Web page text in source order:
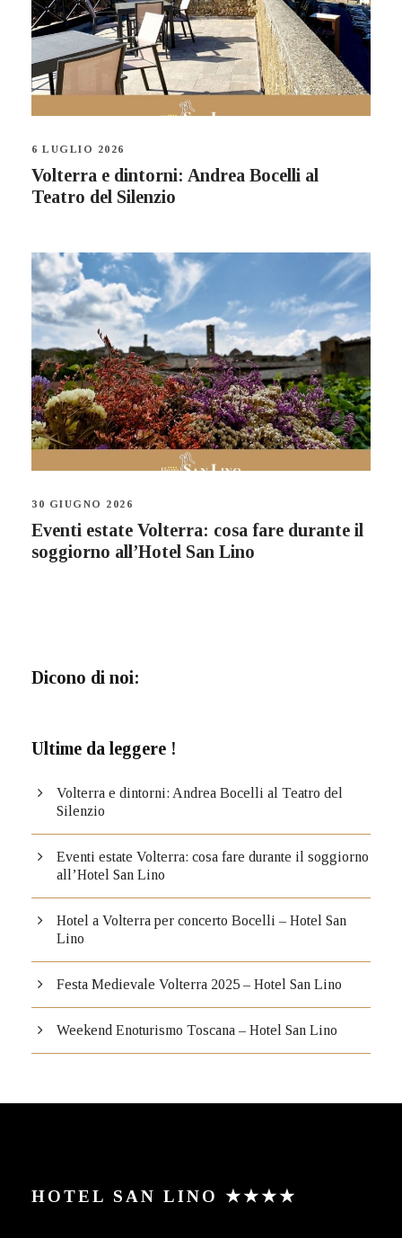
6 LUGLIO 2026
Volterra e dintorni: Andrea Bocelli al
Teatro del Silenzio
30 GIUGNO 2026
Eventi estate Volterra: cosa fare durante il
soggiorno all’Hotel San Lino
Dicono di noi:
Ultime da leggere !
Volterra e dintorni: Andrea Bocelli al Teatro del
Silenzio
Eventi estate Volterra: cosa fare durante il soggiorno
all’Hotel San Lino
Hotel a Volterra per concerto Bocelli – Hotel San
Lino
Festa Medievale Volterra 2025 – Hotel San Lino
Weekend Enoturismo Toscana – Hotel San Lino
HOTEL SAN LINO ★★★★